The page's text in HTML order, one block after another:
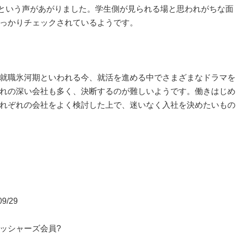
いう声があがりました。学生側が見られる場と思われがちな面
かりチェックされているようです。
職氷河期といわれる今、就活を進める中でさまざまなドラマを
の深い会社も多く、決断するのが難しいようです。働きはじめ
ぞれの会社をよく検討した上で、迷いなく入社を決めたいもの
29
シャーズ会員?